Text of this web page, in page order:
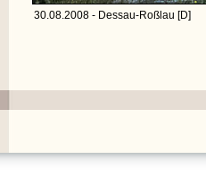
30.08.2008 - Dessau-Roßlau [D]